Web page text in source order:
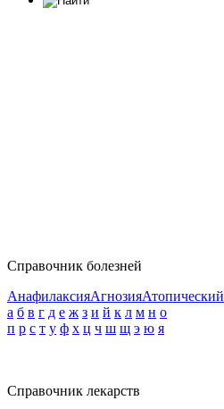
Справочник болезней
АнафилаксияАгнозияАтопический
а б в г д е ж з и й к л м н о
п р с т у ф х ц ч ш щ э ю я
Справочник лекарств